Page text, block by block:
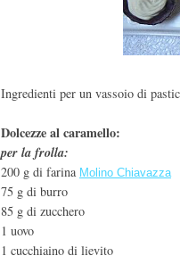
Ingredienti per un vassoio di
Dolcezze al caramello:
per la frolla:
200 g di farina Molino Chiavazza
75 g di burro
85 g di zucchero
1 uovo
1 cucchiaino di lievito